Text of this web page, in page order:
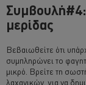
μερίδας
Βεβαιωθείτε ότι
συμπληρώνει το
μικρό. Βρείτε τη
λαχανικών, για να